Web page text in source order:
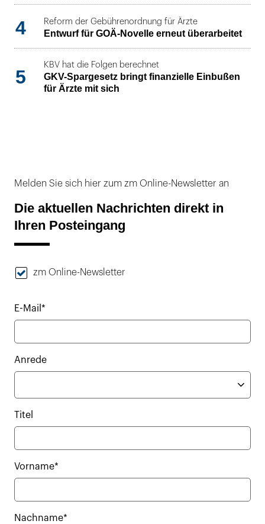
4 Reform der Gebührenordnung für Ärzte
Entwurf für GOÄ-Novelle erneut überarbeitet
5
KBV hat die Folgen berechnet
GKV-Spargesetz bringt finanzielle Einbußen
für Ärzte mit sich
Melden Sie sich hier zum zm Online-Newsletter an
Die aktuellen Nachrichten direkt in
Ihren Posteingang
zm Online-Newsletter
E-Mail*
Anrede
Titel
Vorname*
Nachname*